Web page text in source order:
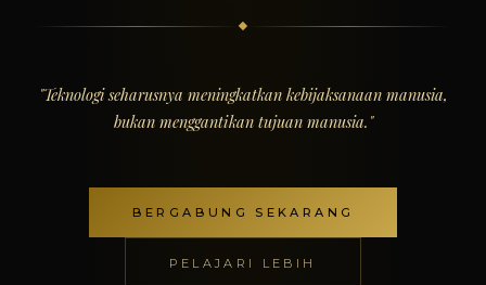
"Teknologi seharusnya meningkatkan kebijaksanaan manusia,
bukan menggantikan tujuan manusia."
BERGABUNG SEKARANG
PELAJARI LEBIH